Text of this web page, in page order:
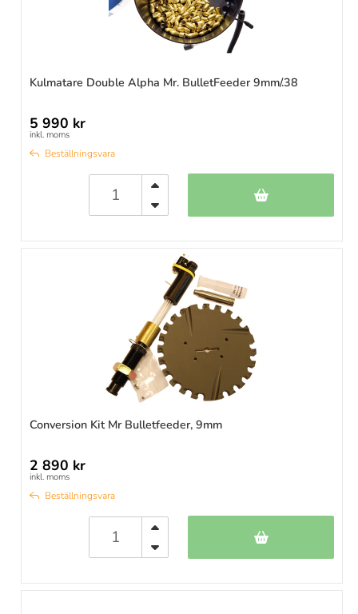
Kulmatare Double Alpha Mr. BulletFeeder 9mm/.38
5 990 kr
inkl. moms
Beställningsvara
Conversion Kit Mr Bulletfeeder, 9mm
2 890 kr
inkl. moms
Beställningsvara